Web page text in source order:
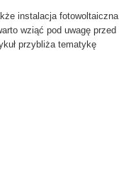
instalacja fotowoltaiczna
wziąć pod uwagę przed
przybliża tematykę